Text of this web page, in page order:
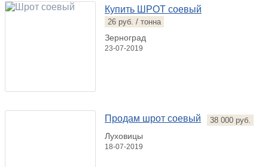
Купить ШРОТ соевый
26 руб. / тонна
Зерноград
23-07-2019
Продам шрот соевый
38 000 руб.
Луховицы
18-07-2019